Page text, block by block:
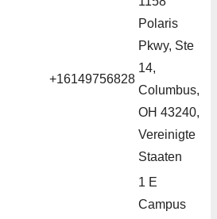
+16149756828
Polaris
Pkwy, Ste
14,
Columbus,
OH 43240,
Vereinigte
Staaten
1 E
Campus